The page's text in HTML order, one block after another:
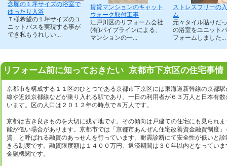
念願の１坪サイズの浴室で
ゆったり入浴
Ｔ様希望の１坪サイズのユ
ニットバスを実現する事が
でき私もうれしい...
賃貸マンションのキャット
ウォーク取付工事
江戸川区のリフォーム会社
(有)パイプラインによる、
マンションの一...
ストレスフリーの
ム
元々タイル貼りだ
の浴室をユニット
フォームしました...
リフォーム前に知っておきたい 京都市下京区の住宅事情
京都市を構成する１１区のひとつである京都市下京区には東海道新幹線の京都
線や近鉄京都線などが乗り入れる駅であり、一日の利用者が６３万人と日本有
います。区の人口は２０１２年の時点で８万人です。
京都は古き良きものを大切に残す地です。その傾向は戸建ての住宅にも見られ
能が低い場合があります。京都市では「京都市あんぜん住宅改善資金融資制度
資」と呼ばれる融資のあっせんを行っています。耐震診断にて安全性が低いと
きる制度です。融資限度額は１４００万円、返済期間は３０年以内となってい
金融機関です。